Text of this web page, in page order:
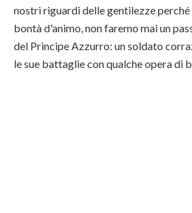
nostri riguardi delle gentilezze
bontà d'animo, non faremo mai un
del Principe Azzurro: un soldato
le sue battaglie con qualche opera di